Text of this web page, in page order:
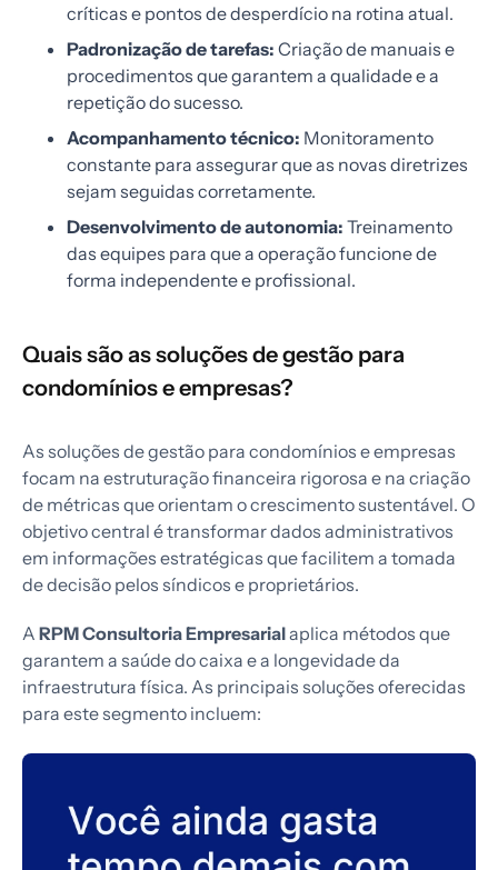
críticas e pontos de desperdício na rotina atual.
Padronização de tarefas: Criação de manuais e
procedimentos que garantem a qualidade e a
repetição do sucesso.
Acompanhamento técnico: Monitoramento
constante para assegurar que as novas diretrizes
sejam seguidas corretamente.
Desenvolvimento de autonomia: Treinamento
das equipes para que a operação funcione de
forma independente e profissional.
Quais são as soluções de gestão para
condomínios e empresas?
As soluções de gestão para condomínios e empresas
focam na estruturação financeira rigorosa e na criação
de métricas que orientam o crescimento sustentável. O
objetivo central é transformar dados administrativos
em informações estratégicas que facilitem a tomada
de decisão pelos síndicos e proprietários.
A RPM Consultoria Empresarialaplica métodos que
garantem a saúde do caixa e a longevidade da
infraestrutura física. As principais soluções oferecidas
para este segmento incluem: